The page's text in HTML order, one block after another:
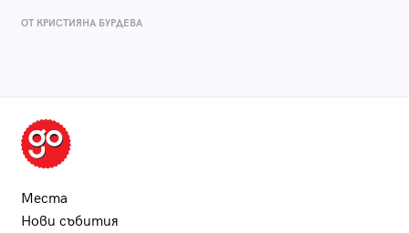
ОТ КРИСТИЯНА БУРДЕВА
Места
Нови събития